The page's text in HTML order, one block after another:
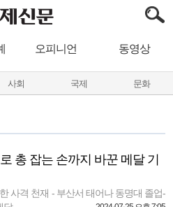
오피니언 동영상
사회 국제 문화
총 잡는 손까지 바꾼 메달 기
사격 천재 - 부산서 태어나 동명대 졸업-